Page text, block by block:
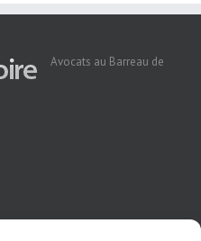
Avocats au Barreau de